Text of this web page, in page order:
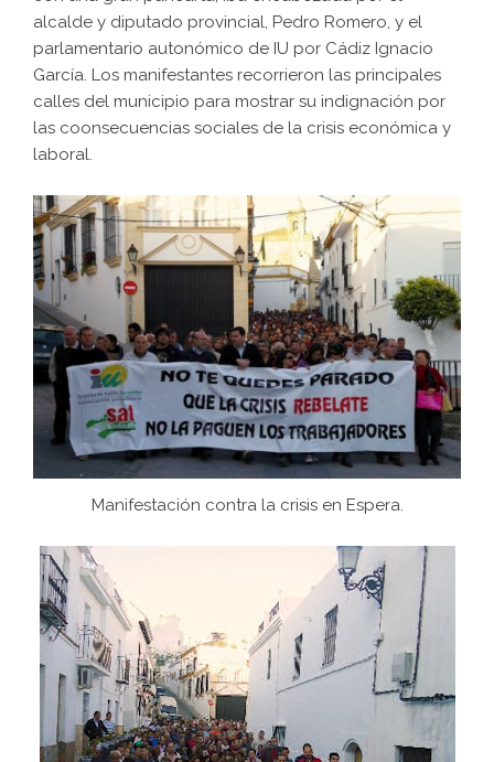
alcalde y diputado provincial, Pedro Romero, y el
parlamentario autonómico de IU por Cádiz Ignacio
García. Los manifestantes recorrieron las principales
calles del municipio para mostrar su indignación por
las coonsecuencias sociales de la crisis económica y
laboral.
Manifestación contra la crisis en Espera.